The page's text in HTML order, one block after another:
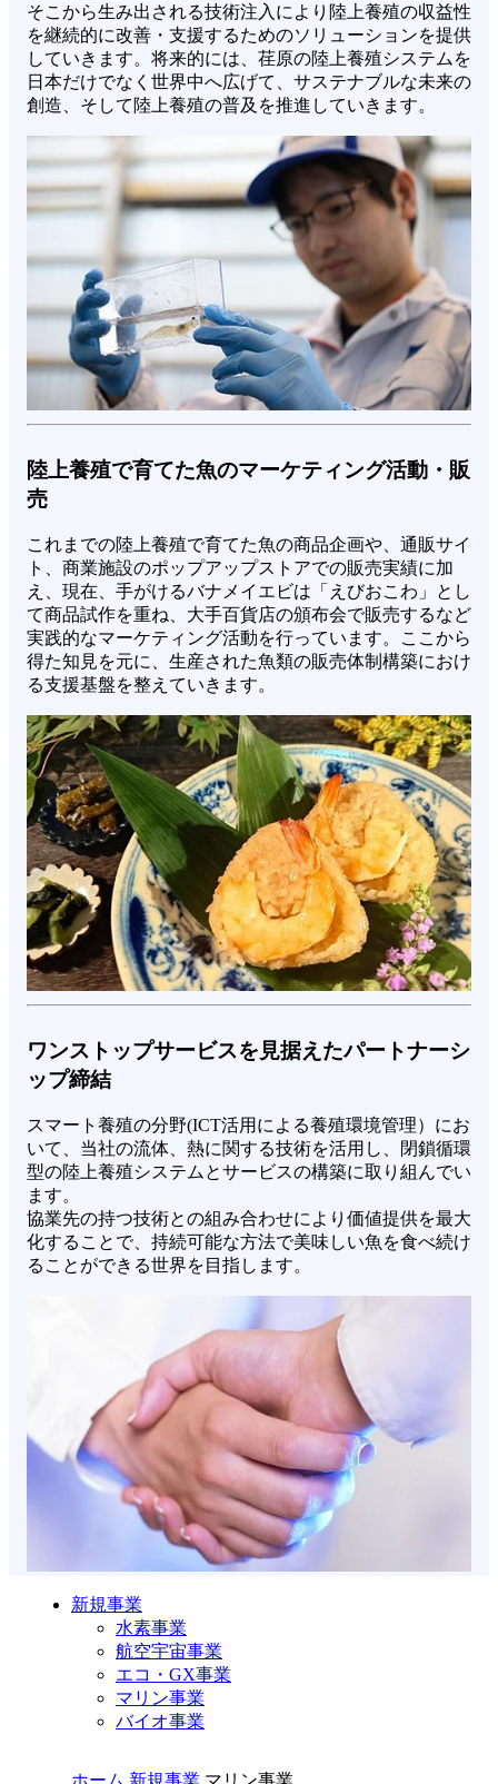
そこから生み出される技術注入により陸上養殖の収益性
を継続的に改善・支援するためのソリューションを提供
していきます。将来的には、荏原の陸上養殖システムを
日本だけでなく世界中へ広げて、サステナブルな未来の
創造、そして陸上養殖の普及を推進していきます。
陸上養殖で育てた魚のマーケティング活動・販
売
これまでの陸上養殖で育てた魚の商品企画や、通販サイ
ト、商業施設のポップアップストアでの販売実績に加
え、現在、手がけるバナメイエビは「えびおこわ」とし
て商品試作を重ね、大手百貨店の頒布会で販売するなど
実践的なマーケティング活動を行っています。ここから
得た知見を元に、生産された魚類の販売体制構築におけ
る支援基盤を整えていきます。
ワンストップサービスを見据えたパートナーシ
ップ締結
スマート養殖の分野(ICT活用による養殖環境管理）にお
いて、当社の流体、熱に関する技術を活用し、閉鎖循環
型の陸上養殖システムとサービスの構築に取り組んでい
ます。
協業先の持つ技術との組み合わせにより価値提供を最大
化することで、持続可能な方法で美味しい魚を食べ続け
ることができる世界を目指します。
新規事業
水素事業
航空宇宙事業
エコ・GX事業
マリン事業
バイオ事業
ホーム 新規事業 マリン事業